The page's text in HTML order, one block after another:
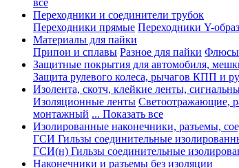
все
Переходники и соединители трубок
Переходники прямые Переходники Y-
Материалы для пайки
Припои и сплавы Разное для пайки Флюсы
Защитные покрытия для автомобиля,
Защита рулевого колеса, рычагов КПП и
Изолента, скотч, клейкие ленты,
Изоляционные ленты Светоотражающие,
монтажный ... Показать все
Изолированные наконечники, разъемы,
ГСИ Гильзы соединительные
ГСИ(н) Гильзы соединительные
Наконечники и разъемы без изоляции